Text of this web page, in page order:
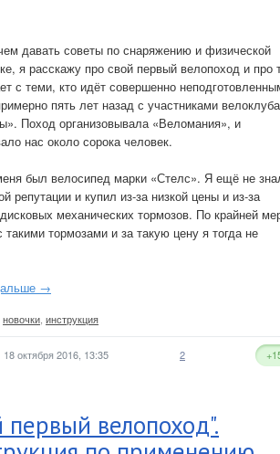
давать советы по снаряжению и физической
я расскажу про свой первый велопоход и про
с теми, кто идёт совершенно
пять лет назад с участниками велоклуба
Поход организовывала «Веломания», и
нас около сорока человек.
был велосипед марки «Стелс». Я ещё не
репутации и купил из-за низкой цены и из-за
механических тормозов. По крайней
такими тормозами и за такую цену я тогда не
→
новочки инструкция
18 октября 2016, 13:35 2
велопоход".